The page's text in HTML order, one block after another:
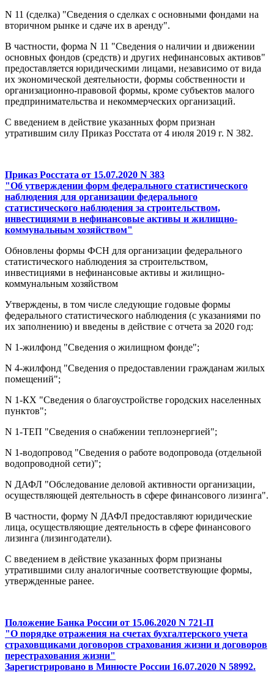
N 11 (сделка) "Сведения о сделках с основными фондами на
вторичном рынке и сдаче их в аренду".
В частности, форма N 11 "Сведения о наличии и движении
основных фондов (средств) и других нефинансовых активов"
предоставляется юридическими лицами, независимо от вида
их экономической деятельности, формы собственности и
организационно-правовой формы, кроме субъектов малого
предпринимательства и некоммерческих организаций.
С введением в действие указанных форм признан
утратившим силу Приказ Росстата от 4 июля 2019 г. N 382.
Приказ Росстата от 15.07.2020 N 383
"Об утверждении форм федерального статистического
наблюдения для организации федерального
статистического наблюдения за строительством,
инвестициями в нефинансовые активы и жилищно-
коммунальным хозяйством"
Обновлены формы ФСН для организации федерального
статистического наблюдения за строительством,
инвестициями в нефинансовые активы и жилищно-
коммунальным хозяйством
Утверждены, в том числе следующие годовые формы
федерального статистического наблюдения (с указаниями по
их заполнению) и введены в действие с отчета за 2020 год:
N 1-жилфонд "Сведения о жилищном фонде";
N 4-жилфонд "Сведения о предоставлении гражданам жилых
помещений";
N 1-КХ "Сведения о благоустройстве городских населенных
пунктов";
N 1-ТЕП "Сведения о снабжении теплоэнергией";
N 1-водопровод "Сведения о работе водопровода (отдельной
водопроводной сети)";
N ДАФЛ "Обследование деловой активности организации,
осуществляющей деятельность в сфере финансового лизинга".
В частности, форму N ДАФЛ предоставляют юридические
лица, осуществляющие деятельность в сфере финансового
лизинга (лизингодатели).
С введением в действие указанных форм признаны
утратившими силу аналогичные соответствующие формы,
утвержденные ранее.
Положение Банка России от 15.06.2020 N 721-П
"О порядке отражения на счетах бухгалтерского учета
страховщиками договоров страхования жизни и договоров
перестрахования жизни"
Зарегистрировано в Минюсте России 16.07.2020 N 58992.